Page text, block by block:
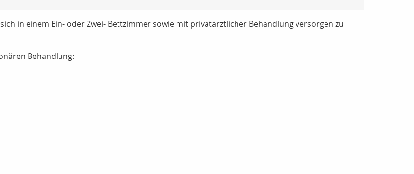
in einem Ein- oder Zwei- Bettzimmer sowie mit privatärztlicher Behandlung versorgen zu
Behandlung: